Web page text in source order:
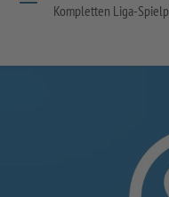
Kompletten Liga-